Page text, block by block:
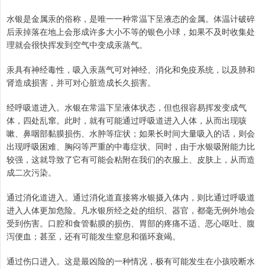
水银是金属汞的俗称，是唯一一种常温下呈液态的金属。体温计破碎
后汞掉落在地上会形成许多大小不等的银色小球，如果不及时收集处
理就会很快挥发到空气中变成汞蒸气。
汞具有神经毒性，吸入汞蒸气可对神经、消化和免疫系统，以及肺和
肾造成损害，并可对心脏造成长久损害。
经呼吸道进入。水银在常温下呈液体状态，但也很容易挥发变成气
体，四处乱窜。此时，就有可能通过呼吸道进入人体，从而出现咳
嗽、鼻咽部黏膜损伤、水肿等症状；如果长时间大量吸入的话，则会
出现呼吸困难、胸闷等严重的中毒症状。同时，由于水银吸附能力比
较强，这就导致了它有可能会粘附在我们的衣服上、皮肤上，从而造
成二次污染。
通过消化道进入。通过消化道直接将水银摄入体内，则比通过呼吸道
进入人体更加危险。凡水银所经之处的组织、器官，都毫无例外地会
受到伤害。口腔和食管黏膜的损伤、胃部的疼痛不适、恶心呕吐、腹
泻便血；甚至，还有可能发生窒息和循环衰竭。
通过伤口进入。这是最凶险的一种情况，极有可能发生在小孩咬断水